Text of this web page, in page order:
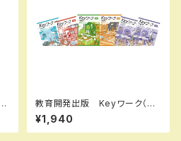
教育開発出版 Keyワーク（キ
ーワーク） 英語 中1～３（ご
選択ください） 2026年度版
新品完全セット
¥1,940